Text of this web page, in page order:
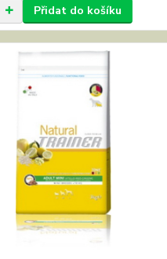
Přidat do košíku